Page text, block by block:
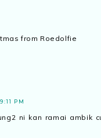
from Roedolfie
PM
ni kan ramai ambik